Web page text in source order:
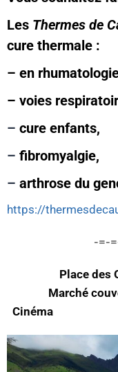
Les Thermes de
cure thermale :
– en
– voies
– cure enfants,
– fibromyalgie,
– arthrose du
https://
-=-
Place
Cinéma